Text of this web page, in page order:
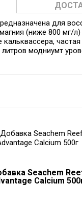
для
(ниже 800 мг/
модниумт
Seachem
Calcium